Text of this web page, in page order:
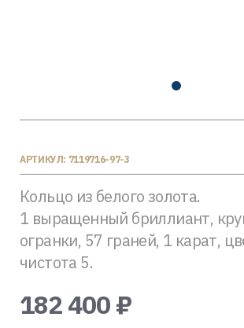
АРТИКУЛ: 7119716-97-3
Кольцо из белого золота.
1 выращенный бриллиант,
огранки, 57 граней, 1 карат,
чистота 5.
182 400 ₽